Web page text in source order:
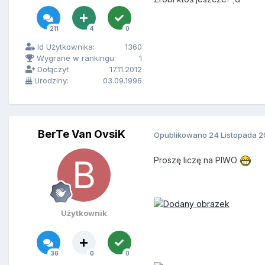
211 4 0
Id Użytkownika:
1360
Wygrane w rankingu:
1
Dołączył:
17.11.2012
Urodziny:
03.09.1996
BerTe Van OvsiK
Użytkownik
36 0 0
Opublikowano 24 Listopada
Proszę liczę na PIWO